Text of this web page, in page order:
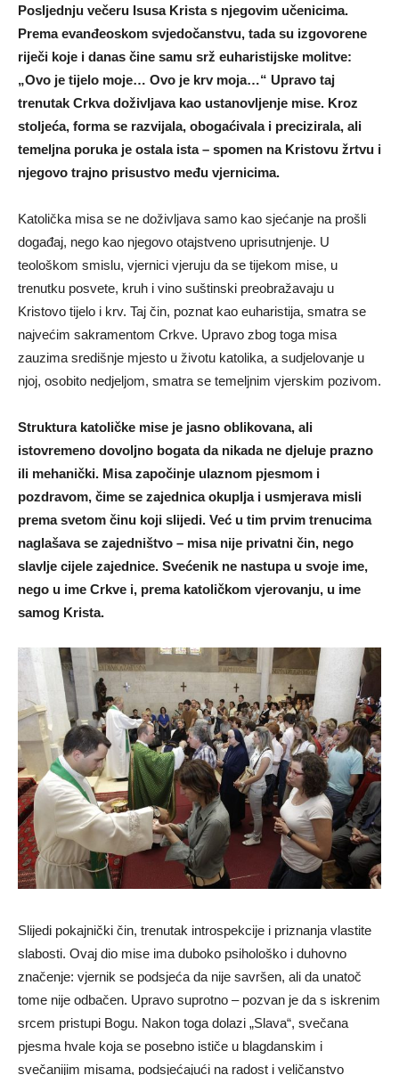
Posljednju večeru Isusa Krista s njegovim učenicima.
Prema evanđeoskom svjedočanstvu, tada su izgovorene
riječi koje i danas čine samu srž euharistijske molitve:
„Ovo je tijelo moje… Ovo je krv moja…“ Upravo taj
trenutak Crkva doživljava kao ustanovljenje mise. Kroz
stoljeća, forma se razvijala, obogaćivala i precizirala, ali
temeljna poruka je ostala ista – spomen na Kristovu žrtvu i
njegovo trajno prisustvo među vjernicima.
Katolička misa se ne doživljava samo kao sjećanje na prošli
događaj, nego kao njegovo otajstveno uprisutnjenje. U
teološkom smislu, vjernici vjeruju da se tijekom mise, u
trenutku posvete, kruh i vino suštinski preobražavaju u
Kristovo tijelo i krv. Taj čin, poznat kao euharistija, smatra se
najvećim sakramentom Crkve. Upravo zbog toga misa
zauzima središnje mjesto u životu katolika, a sudjelovanje u
njoj, osobito nedjeljom, smatra se temeljnim vjerskim pozivom.
Struktura katoličke mise je jasno oblikovana, ali
istovremeno dovoljno bogata da nikada ne djeluje prazno
ili mehanički. Misa započinje ulaznom pjesmom i
pozdravom, čime se zajednica okuplja i usmjerava misli
prema svetom činu koji slijedi. Već u tim prvim trenucima
naglašava se zajedništvo – misa nije privatni čin, nego
slavlje cijele zajednice. Svećenik ne nastupa u svoje ime,
nego u ime Crkve i, prema katoličkom vjerovanju, u ime
samog Krista.
Slijedi pokajnički čin, trenutak introspekcije i priznanja vlastite
slabosti. Ovaj dio mise ima duboko psihološko i duhovno
značenje: vjernik se podsjeća da nije savršen, ali da unatoč
tome nije odbačen. Upravo suprotno – pozvan je da s iskrenim
srcem pristupi Bogu. Nakon toga dolazi „Slava“, svečana
pjesma hvale koja se posebno ističe u blagdanskim i
svečanijim misama, podsjećajući na radost i veličanstvo